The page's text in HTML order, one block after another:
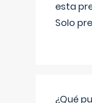
esta
Solo
¿Qué